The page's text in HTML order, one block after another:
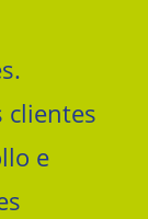
clientes
e